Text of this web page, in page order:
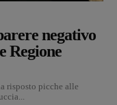
negativo
Regione
risposto picche alle